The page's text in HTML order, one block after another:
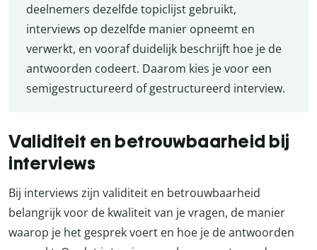
deelnemers dezelfde topiclijst gebruikt,
interviews op dezelfde manier opneemt en
verwerkt, en vooraf duidelijk beschrijft hoe je de
antwoorden codeert. Daarom kies je voor een
semigestructureerd of gestructureerd interview.
Validiteit en betrouwbaarheid bij
interviews
Bij interviews zijn validiteit en betrouwbaarheid
belangrijk voor de kwaliteit van je vragen, de manier
waarop je het gesprek voert en hoe je de antwoorden